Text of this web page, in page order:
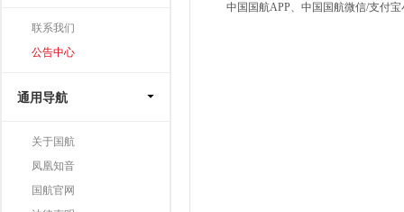
联系我们
公告中心
通用导航
关于国航
凤凰知音
国航官网
中国国航APP、中国国航微信/支付